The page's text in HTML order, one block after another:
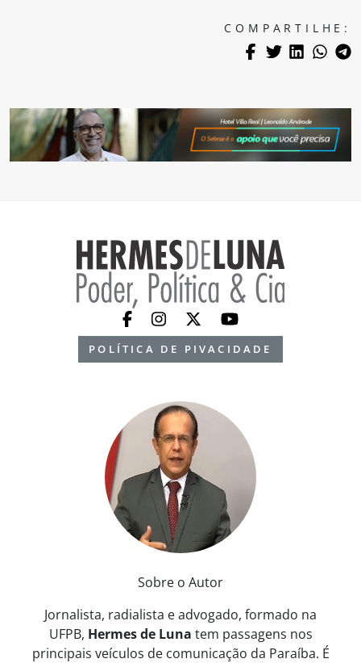
COMPARTILHE:
POLÍTICA DE PIVACIDADE
Sobre o Autor
Jornalista, radialista e advogado, formado na
UFPB, Hermes de Luna tem passagens nos
principais veículos de comunicação da Paraíba. É